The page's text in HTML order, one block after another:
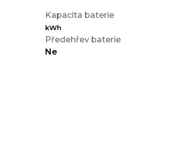
Kapacita baterie
kWh
Předehřev baterie
Ne